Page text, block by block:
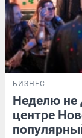
БИЗНЕС
Неделю не
центре